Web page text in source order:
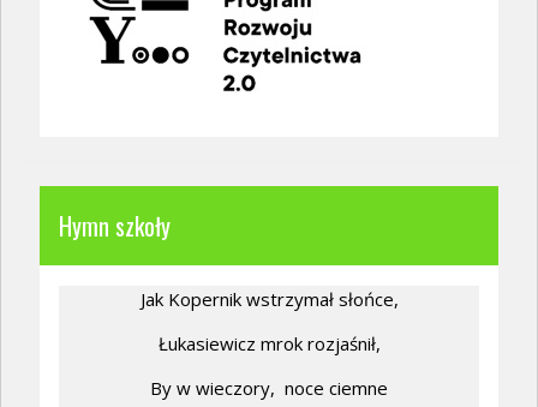
Hymn szkoły
Jak Kopernik wstrzymał słońce,
Łukasiewicz mrok rozjaśnił,
By w wieczory, noce ciemne